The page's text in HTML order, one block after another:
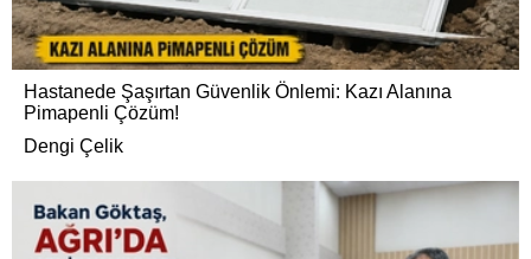
Hastanede Şaşırtan Güvenlik Önlemi: Kazı Alanına
Pimapenli Çözüm!
Dengi Çelik